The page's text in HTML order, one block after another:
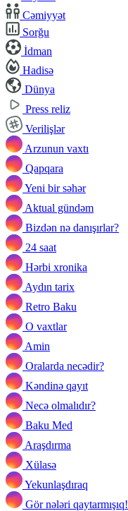
Cəmiyyət
Sorğu
İdman
Hadisə
Dünya
Press reliz
Verilişlər
Arzunun vaxtı
Qapqara
Yeni bir səhər
Aktual gündəm
Bizdən nə danışırlar?
24 saat
Hərbi xronika
Aydın tarix
Retro Baku
O vaxtlar
Amin
Oralarda necədir?
Kəndinə qayıt
Necə olmalıdır?
Baku Med
Araşdırma
Xülasə
Yekunlaşdıraq
Gör nələri qaytarmışıq!